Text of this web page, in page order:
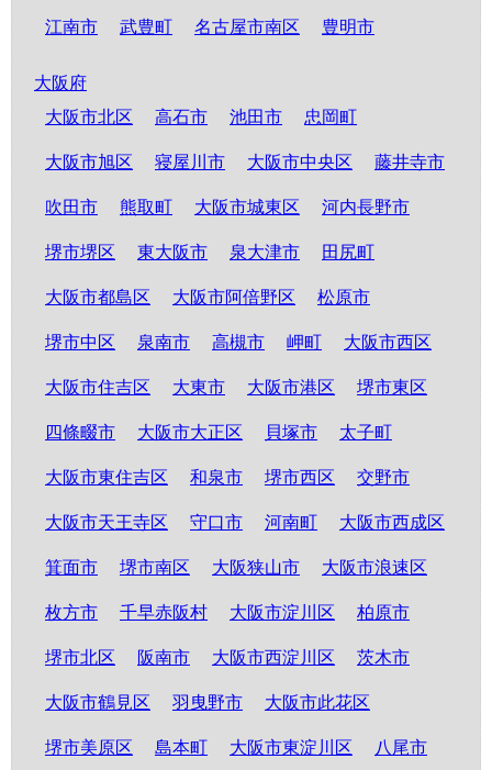
江南市 武豊町 名古屋市南区 豊明市
大阪府
大阪市北区
高石市 池田市 忠岡町
大阪市旭区 寝屋川市 大阪市中央区 藤井寺市
吹田市 熊取町 大阪市城東区 河内長野市
堺市堺区 東大阪市 泉大津市 田尻町
大阪市都島区 大阪市阿倍野区 松原市
堺市中区 泉南市 高槻市 岬町 大阪市西区
大阪市住吉区 大東市 大阪市港区 堺市東区
四條畷市 大阪市大正区 貝塚市 太子町
大阪市東住吉区 和泉市 堺市西区 交野市
大阪市天王寺区 守口市 河南町 大阪市西成区
箕面市 堺市南区 大阪狭山市 大阪市浪速区
枚方市 千早赤阪村 大阪市淀川区 柏原市
堺市北区 阪南市 大阪市西淀川区 茨木市
大阪市鶴見区 羽曳野市 大阪市此花区
堺市美原区 島本町 大阪市東淀川区 八尾市